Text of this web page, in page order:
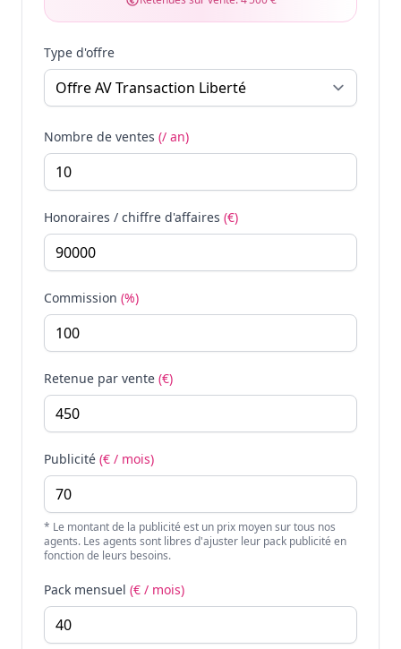
Type d'offre
Nombre de ventes (/ an)
Honoraires / chiffre d'affaires (€)
Commission (%)
Retenue par vente (€)
Publicité (€ / mois)
* Le montant de la publicité est un prix moyen sur tous nos
agents. Les agents sont libres d'ajuster leur pack publicité en
fonction de leurs besoins.
Pack mensuel (€ / mois)